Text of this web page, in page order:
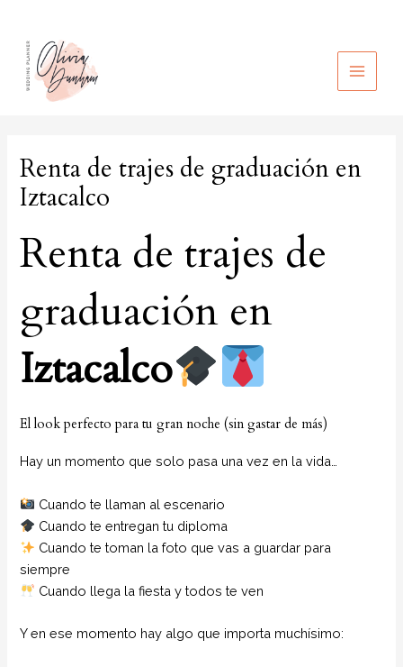
contenido
MAIN
Renta de trajes de graduación en
Iztacalco
Renta de trajes de
graduación en
Iztacalco
El look perfecto para tu gran noche (sin gastar de más)
Hay un momento que solo pasa una vez en la vida…
Cuando te llaman al escenario
Cuando te entregan tu diploma
Cuando te toman la foto que vas a guardar para
siempre
Cuando llega la fiesta y todos te ven
Y en ese momento hay algo que importa muchísimo: